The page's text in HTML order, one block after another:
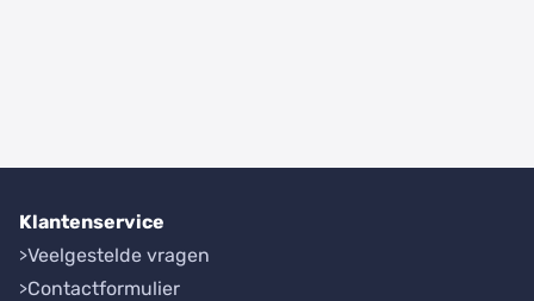
Klantenservice
Veelgestelde vragen
Contactformulier